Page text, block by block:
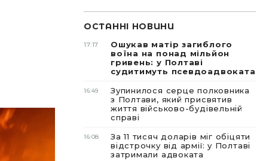
ОСТАННІ НОВИНИ
17:17
Ошукав матір загиблого
воїна на понад мільйон
гривень: у Полтаві
судитимуть псевдоадвоката
16:49
Зупинилося серце полковника
з Полтави, який присвятив
життя військово-будівельній
справі
16:08
За 11 тисяч доларів міг обіцяти
відстрочку від армії: у Полтаві
затримали адвоката